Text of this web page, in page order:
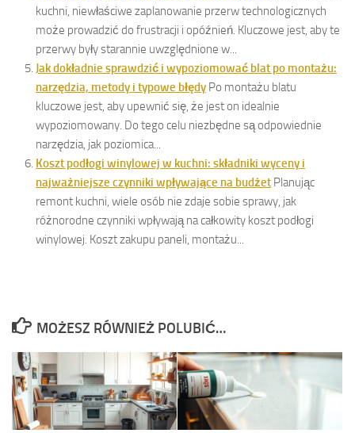
kuchni, niewłaściwe zaplanowanie przerw technologicznych
może prowadzić do frustracji i opóźnień. Kluczowe jest, aby te
przerwy były starannie uwzględnione w...
Jak dokładnie sprawdzić i wypoziomować blat po montażu:
narzędzia, metody i typowe błędy Po montażu blatu
kluczowe jest, aby upewnić się, że jest on idealnie
wypoziomowany. Do tego celu niezbędne są odpowiednie
narzędzia, jak poziomica...
Koszt podłogi winylowej w kuchni: składniki wyceny i
najważniejsze czynniki wpływające na budżet Planując
remont kuchni, wiele osób nie zdaje sobie sprawy, jak
różnorodne czynniki wpływają na całkowity koszt podłogi
winylowej. Koszt zakupu paneli, montażu...
MOŻESZ RÓWNIEŻ POLUBIĆ…